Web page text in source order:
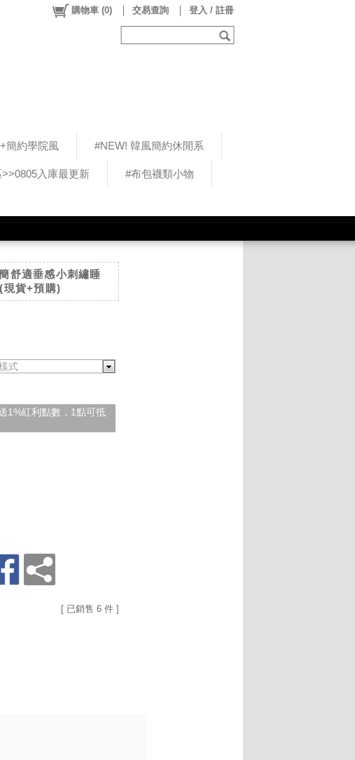
簡約學院風 #NEW! 韓風簡約休閒系
入庫最更新 #布包襪類小物
購物車 (0) 交易查詢 登入 / 註冊
舒適垂感小刺繡睡
現貨+預購)
式
1%紅利點數，1點可抵
[ 已銷售 6 件 ]